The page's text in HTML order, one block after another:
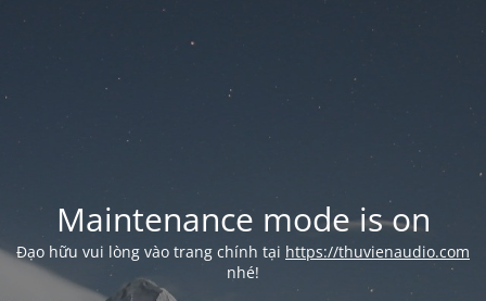
Maintenance mode is on
Đạo hữu vui lòng vào trang chính tại https://thuvienaudio.com
nhé!